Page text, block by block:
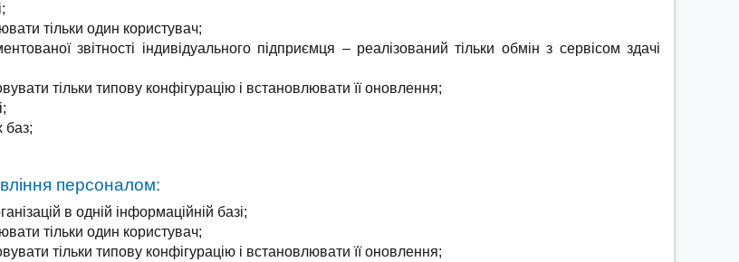
тільки один користувач;
звітності індивідуального підприємця – реалізований тільки обмін з сервісом здачі
тільки типову конфігурацію і встановлювати її оновлення;
баз;
персоналом:
в одній інформаційній базі;
тільки один користувач;
тільки типову конфігурацію і встановлювати її оновлення;